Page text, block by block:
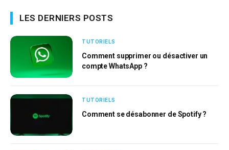
LES DERNIERS POSTS
TUTORIELS
Comment supprimer ou désactiver un
compte WhatsApp ?
TUTORIELS
Comment se désabonner de Spotify ?